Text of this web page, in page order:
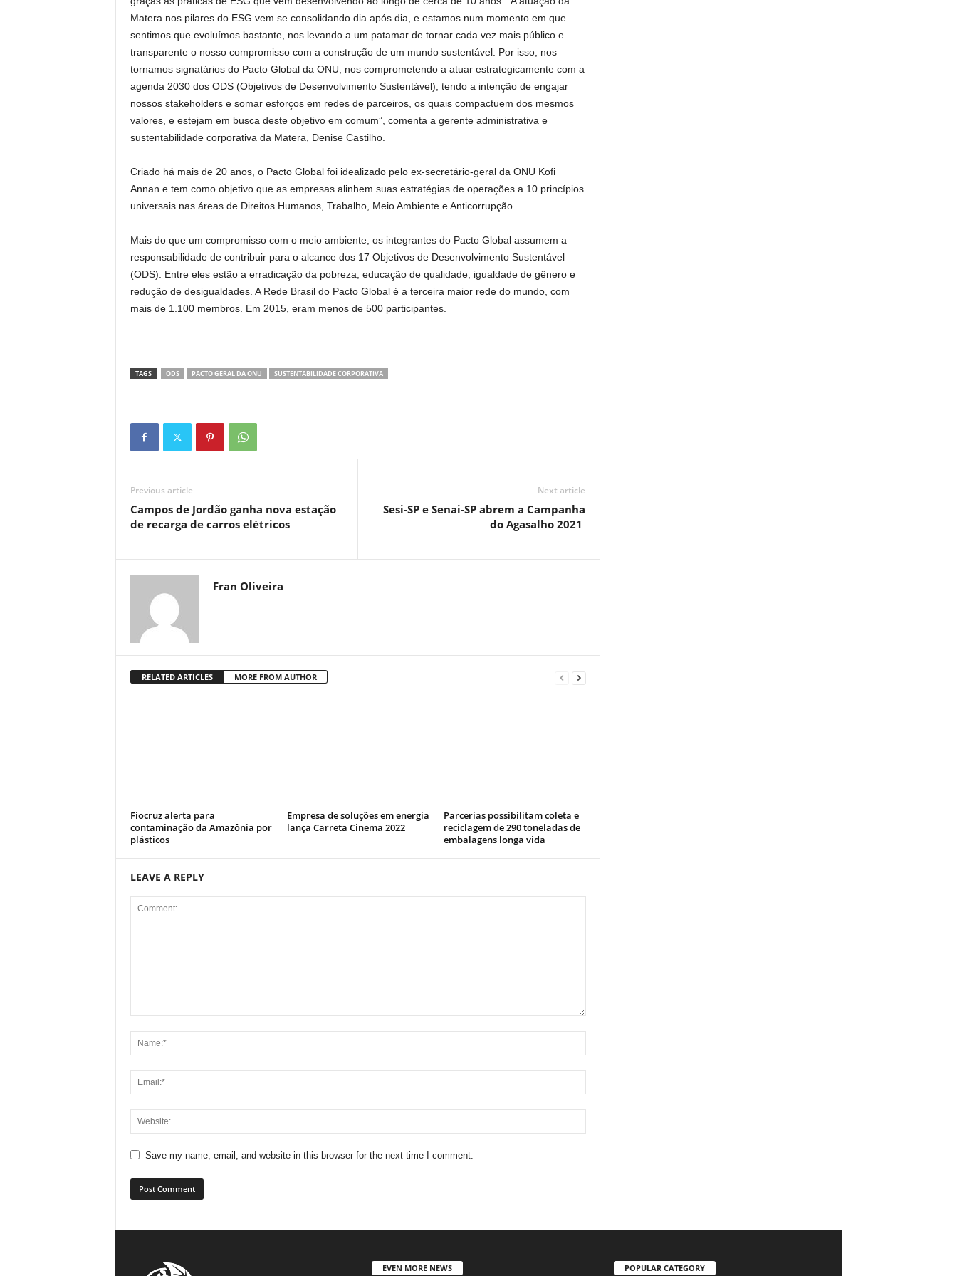
Matera nos pilares do ESG vem se consolidando dia após dia, e estamos num momento em que
sentimos que evoluímos bastante, nos levando a um patamar de tornar cada vez mais público e
transparente o nosso compromisso com a construção de um mundo sustentável. Por isso, nos
tornamos signatários do Pacto Global da ONU, nos comprometendo a atuar estrategicamente com a
agenda 2030 dos ODS (Objetivos de Desenvolvimento Sustentável), tendo a intenção de engajar
nossos stakeholders e somar esforços em redes de parceiros, os quais compactuem dos mesmos
valores, e estejam em busca deste objetivo em comum”, comenta a gerente administrativa e
sustentabilidade corporativa da Matera, Denise Castilho.
Criado há mais de 20 anos, o Pacto Global foi idealizado pelo ex-secretário-geral da ONU Kofi
Annan e tem como objetivo que as empresas alinhem suas estratégias de operações a 10 princípios
universais nas áreas de Direitos Humanos, Trabalho, Meio Ambiente e Anticorrupção.
Mais do que um compromisso com o meio ambiente, os integrantes do Pacto Global assumem a
responsabilidade de contribuir para o alcance dos 17 Objetivos de Desenvolvimento Sustentável
(ODS). Entre eles estão a erradicação da pobreza, educação de qualidade, igualdade de gênero e
redução de desigualdades. A Rede Brasil do Pacto Global é a terceira maior rede do mundo, com
mais de 1.100 membros. Em 2015, eram menos de 500 participantes.
TAGS ODS PACTO GERAL DA ONU SUSTENTABILIDADE CORPORATIVA
Previous article
Campos de Jordão ganha nova estação
de recarga de carros elétricos
Next article
Sesi-SP e Senai-SP abrem a Campanha
do Agasalho 2021
Fran Oliveira
RELATED ARTICLES MORE FROM AUTHOR
Fiocruz alerta para
contaminação da Amazônia por
plásticos
Empresa de soluções em energia
lança Carreta Cinema 2022
Parcerias possibilitam coleta e
reciclagem de 290 toneladas de
embalagens longa vida
LEAVE A REPLY
Save my name, email, and website in this browser for the next time I comment.
EVEN MORE NEWS POPULAR CATEGORY